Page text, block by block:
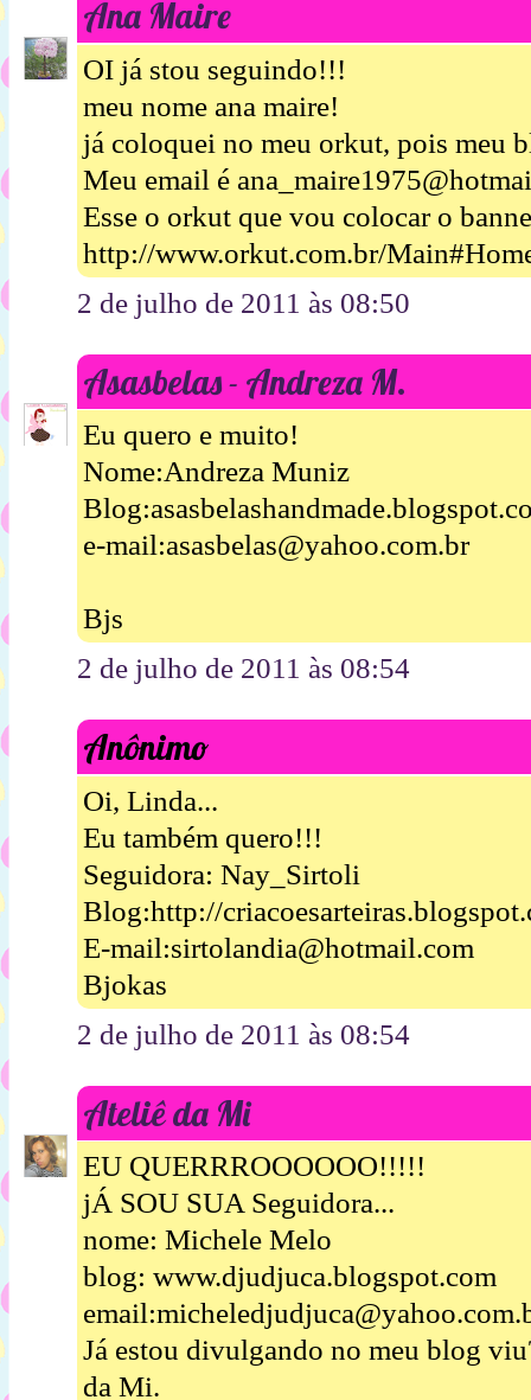
Ana Maire
OI já stou seguindo!!!
meu nome ana maire!
já coloquei no meu orkut, pois meu
Meu email é
Esse o orkut que vou colocar o
http://www.orkut.com.br/
2 de julho de 2011 às 08:50
Asasbelas - Andreza M.
Eu quero e muito!
Nome:Andreza Muniz
e-mail:asasbelas@yahoo.com.br
Bjs
2 de julho de 2011 às 08:54
Anônimo
Oi, Linda...
Eu também quero!!!
Seguidora: Nay_Sirtoli
Blog:http://
E-mail:sirtolandia@hotmail.com
Bjokas
2 de julho de 2011 às 08:54
Ateliê da Mi
EU QUERRROOOOOO!!!!!
jÁ SOU SUA Seguidora...
nome: Michele Melo
blog: www.djudjuca.blogspot.com
Já estou divulgando no meu blog
da Mi.